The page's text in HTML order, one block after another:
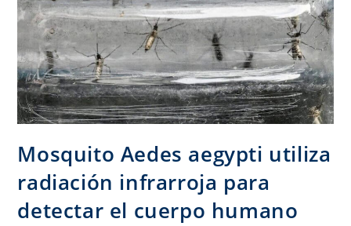
Mosquito Aedes aegypti utiliza
radiación infrarroja para
detectar el cuerpo humano